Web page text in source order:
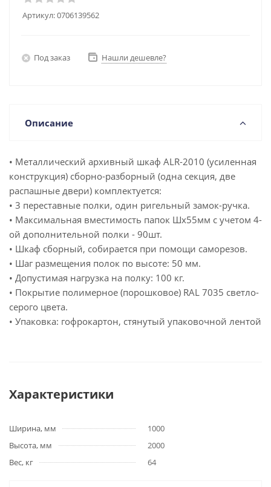
Артикул:0706139562
Под заказ Нашли дешевле?
Описание
• Металлический архивный шкаф ALR-2010 (усиленная
конструкция) сборно-разборный (одна секция, две
распашные двери) комплектуется:
• 3 переставные полки, один ригельный замок-ручка.
• Максимальная вместимость папок Шх55мм с учетом 4-
ой дополнительной полки - 90шт.
• Шкаф сборный, собирается при помощи саморезов.
• Шаг размещения полок по высоте: 50 мм.
• Допустимая нагрузка на полку: 100 кг.
• Покрытие полимерное (порошковое) RAL 7035 светло-
серого цвета.
• Упаковка: гофрокартон, стянутый упаковочной лентой
Характеристики
Ширина, мм
1000
Высота, мм
2000
Вес, кг
64